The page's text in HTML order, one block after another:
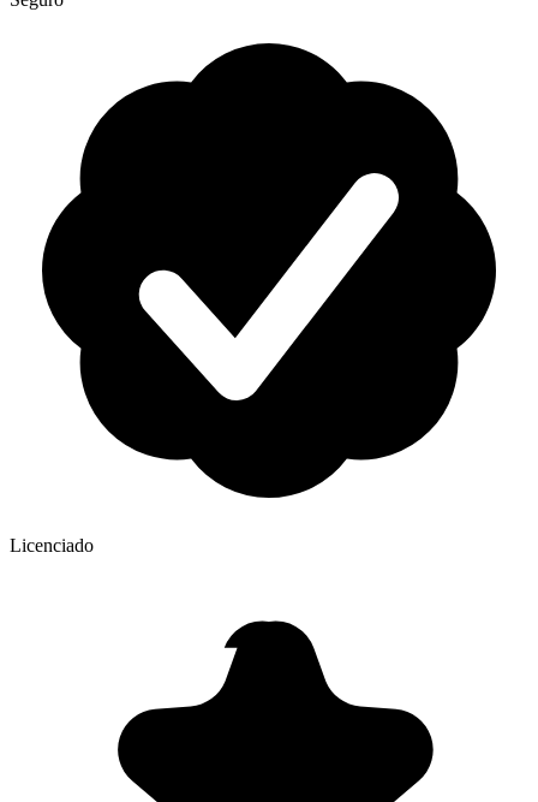
Licenciado